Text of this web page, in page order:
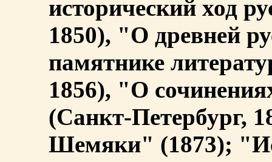
исторический ход
1850), "О древней
памятнике
1856), "О
(Санкт-Петербург,
Шемяки" (1873);